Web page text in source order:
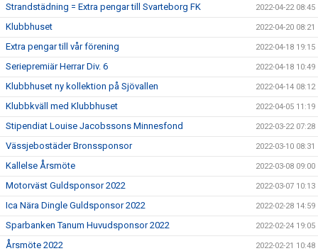
Strandstädning = Extra pengar till Svarteborg FK 2022-04-22 08:45
Klubbhuset 2022-04-20 08:21
Extra pengar till vår förening 2022-04-18 19:15
Seriepremiär Herrar Div. 6 2022-04-18 10:49
Klubbhuset ny kollektion på Sjövallen 2022-04-14 08:12
Klubbkväll med Klubbhuset 2022-04-05 11:19
Stipendiat Louise Jacobssons Minnesfond 2022-03-22 07:28
Vässjebostäder Bronssponsor 2022-03-10 08:31
Kallelse Årsmöte 2022-03-08 09:00
Motorväst Guldsponsor 2022 2022-03-07 10:13
Ica Nära Dingle Guldsponsor 2022 2022-02-28 14:59
Sparbanken Tanum Huvudsponsor 2022 2022-02-24 19:05
Årsmöte 2022 2022-02-21 10:48